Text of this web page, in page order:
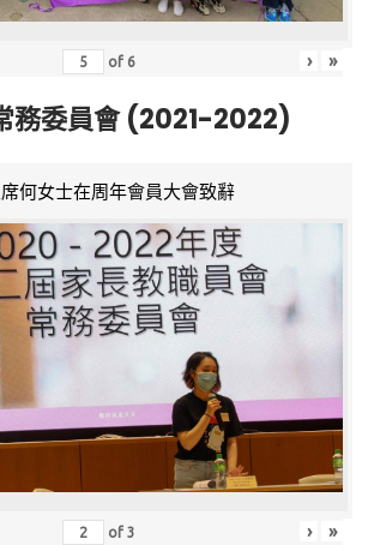
of 6 › »
務委員會 (2021-2022)
何女士在周年會員大會致辭
of3 › »